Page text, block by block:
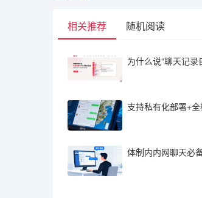
相关推荐 随机阅读
为什么说“聊天记录
体制内内网聊天必